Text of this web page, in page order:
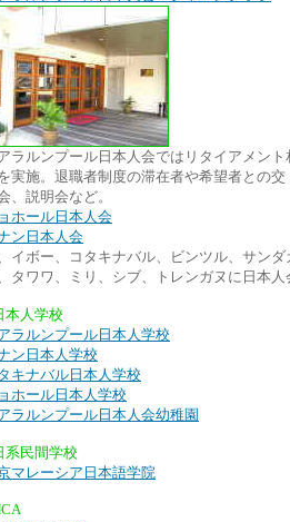
ラルンプール日本人会ではリタイアメント
実施。退職者制度の滞在者や希望者との交
、説明会など。
ホール日本人会
ン日本人会
イボー、コタキナバル、ビンツル、サンダ
タワワ、ミリ、シブ、トレンガヌに日本人
本人学校
ラルンプール日本人学校
ン日本人学校
キナバル日本人学校
ホール日本人学校
ラルンプール日本人会幼稚園
系民間学校
マレーシア日本語学院